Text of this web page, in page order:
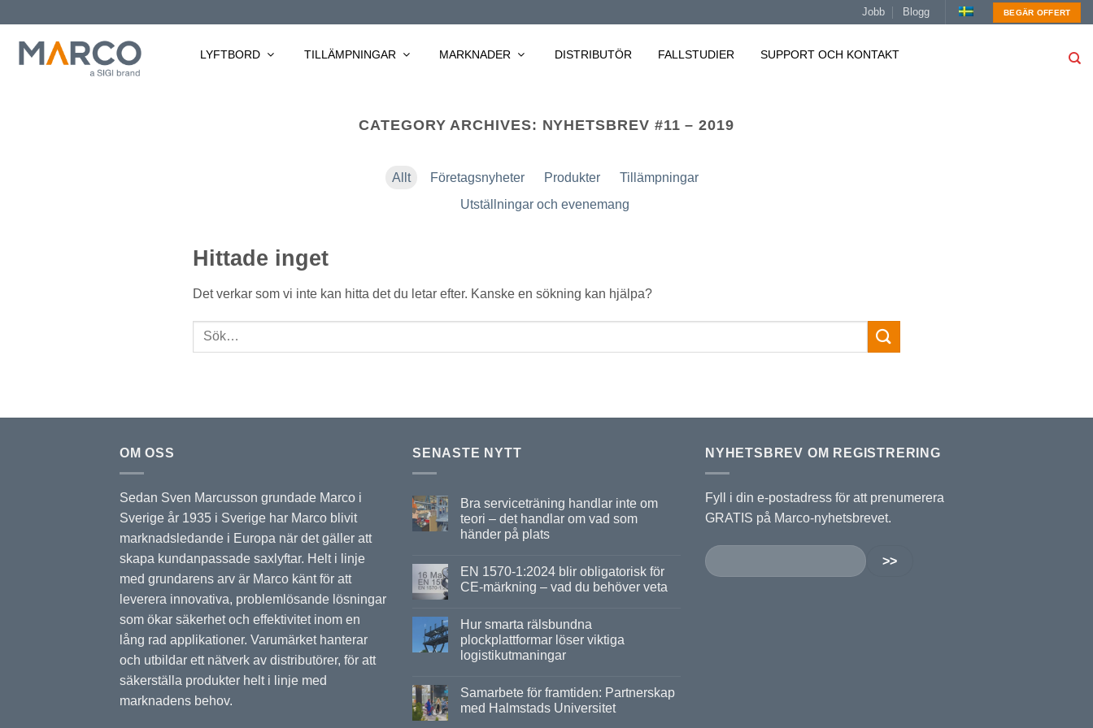
content
Jobb Blogg BEGÄR OFFERT
LYFTBORD TILLÄMPNINGAR MARKNADER DISTRIBUTÖR FALLSTUDIER SUPPORT OCH KONTAKT
CATEGORY ARCHIVES: NYHETSBREV #11 – 2019
Allt Företagsnyheter Produkter
Tillämpningar
Utställningar och evenemang
Hittade inget
Det verkar som vi inte kan hitta det du letar efter. Kanske en sökning kan hjälpa?
OM OSS
Sedan Sven Marcusson grundade Marco i
Sverige år 1935 i Sverige har Marco blivit
marknadsledande i Europa när det gäller att
skapa kundanpassade saxlyftar. Helt i linje
med grundarens arv är Marco känt för att
leverera innovativa, problemlösande lösningar
som ökar säkerhet och effektivitet inom en
lång rad applikationer. Varumärket hanterar
och utbildar ett nätverk av distributörer, för att
säkerställa produkter helt i linje med
marknadens behov.
SENASTE NYTT
Bra serviceträning handlar inte om
teori – det handlar om vad som
händer på plats
EN 1570-1:2024 blir obligatorisk för
CE-märkning – vad du behöver veta
Hur smarta rälsbundna
plockplattformar löser viktiga
logistikutmaningar
Samarbete för framtiden: Partnerskap
med Halmstads Universitet
NYHETSBREV OM REGISTRERING
Fyll i din e-postadress för att prenumerera
GRATIS på Marco-nyhetsbrevet.